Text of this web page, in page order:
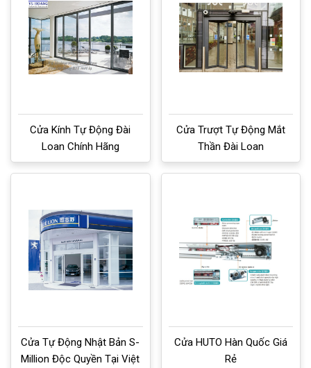
Cửa Kính Tự Động Đài
Loan Chính Hãng
Cửa Trượt Tự Động Mắt
Thần Đài Loan
Cửa Tự Động Nhật Bản S-
Million Độc Quyền Tại Việt
Cửa HUTO Hàn Quốc Giá
Rẻ